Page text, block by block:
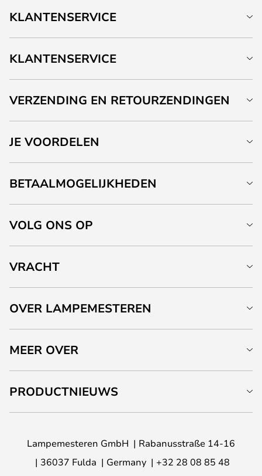
KLANTENSERVICE
KLANTENSERVICE
VERZENDING EN RETOURZENDINGEN
JE VOORDELEN
BETAALMOGELIJKHEDEN
VOLG ONS OP
VRACHT
OVER LAMPEMESTEREN
MEER OVER
PRODUCTNIEUWS
Lampemesteren GmbH
Rabanusstraße 14-16
36037 Fulda
Germany
+32 28 08 85 48